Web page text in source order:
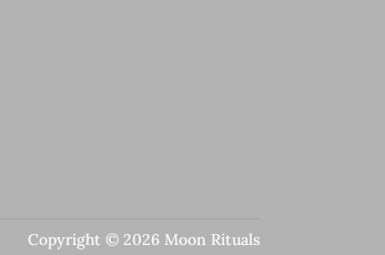
Copyright © 2026 Moon Rituals